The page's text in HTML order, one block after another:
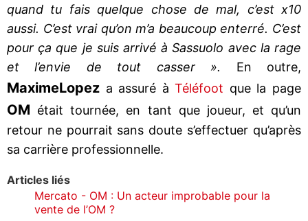
quand tu fais quelque chose de mal, c’est x10
aussi. C’est vrai qu’on m’a beaucoup enterré. C’est
pour ça que je suis arrivé à Sassuolo avec la rage
et l’envie de tout casser ».
En outre,
MaximeLopez a assuré àTéléfoot que la page
OM était tournée, en tant que joueur, et qu’un
retour ne pourrait sans doute s’effectuer qu’après
sa carrière professionnelle.
Articles liés
Mercato - OM : Un acteur improbable pour la
vente de l’OM ?